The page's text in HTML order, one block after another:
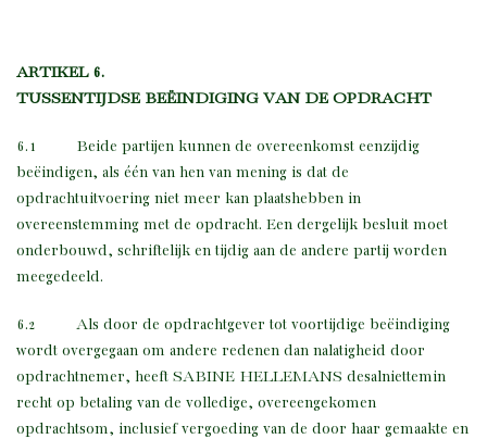
ARTIKEL 6.
TUSSENTIJDSE BEËINDIGING VAN DE OPDRACHT
6.1 Beide partijen kunnen de overeenkomst eenzijdig
beëindigen, als één van hen van mening is dat de
opdrachtuitvoering niet meer kan plaatshebben in
overeenstemming met de opdracht. Een dergelijk besluit moet
onderbouwd, schriftelijk en tijdig aan de andere partij worden
meegedeeld.
6.2 Als door de opdrachtgever tot voortijdige beëindiging
wordt overgegaan om andere redenen dan nalatigheid door
opdrachtnemer, heeft SABINE HELLEMANS desalniettemin
recht op betaling van de volledige, overeengekomen
opdrachtsom, inclusief vergoeding van de door haar gemaakte en